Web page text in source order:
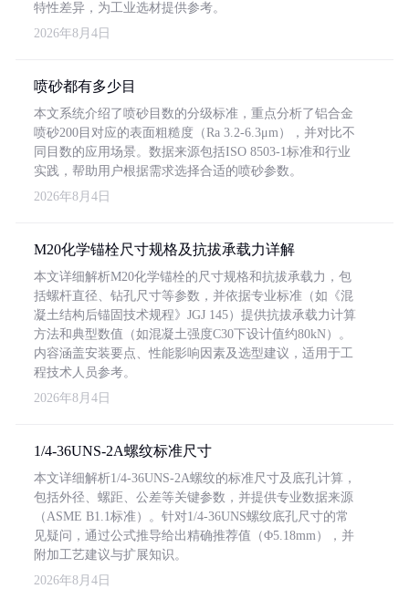
特性差异，为工业选材提供参考。
2026年8月4日
喷砂都有多少目
本文系统介绍了喷砂目数的分级标准，重点分析了铝合金
喷砂200目对应的表面粗糙度（Ra 3.2-6.3μm），并对比不
同目数的应用场景。数据来源包括ISO 8503-1标准和行业
实践，帮助用户根据需求选择合适的喷砂参数。
2026年8月4日
M20化学锚栓尺寸规格及抗拔承载力详解
本文详细解析M20化学锚栓的尺寸规格和抗拔承载力，包
括螺杆直径、钻孔尺寸等参数，并依据专业标准（如《混
凝土结构后锚固技术规程》JGJ 145）提供抗拔承载力计算
方法和典型数值（如混凝土强度C30下设计值约80kN）。
内容涵盖安装要点、性能影响因素及选型建议，适用于工
程技术人员参考。
2026年8月4日
1/4-36UNS-2A螺纹标准尺寸
本文详细解析1/4-36UNS-2A螺纹的标准尺寸及底孔计算，
包括外径、螺距、公差等关键参数，并提供专业数据来源
（ASME B1.1标准）。针对1/4-36UNS螺纹底孔尺寸的常
见疑问，通过公式推导给出精确推荐值（Φ5.18mm），并
附加工艺建议与扩展知识。
2026年8月4日